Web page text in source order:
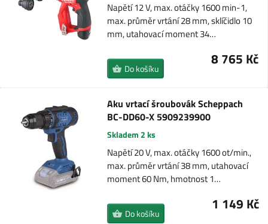
Napětí 12 V, max. otáčky 1600 min-1,
max. průměr vrtání 28 mm, sklíčidlo 10
mm, utahovací moment 34…
8 765 Kč
Do košíku
Aku vrtací šroubovák Scheppach
BC-DD60-X 5909239900
Skladem 2 ks
Napětí 20 V, max. otáčky 1600 ot/min.,
max. průměr vrtání 38 mm, utahovací
moment 60 Nm, hmotnost 1…
1 149 Kč
Do košíku